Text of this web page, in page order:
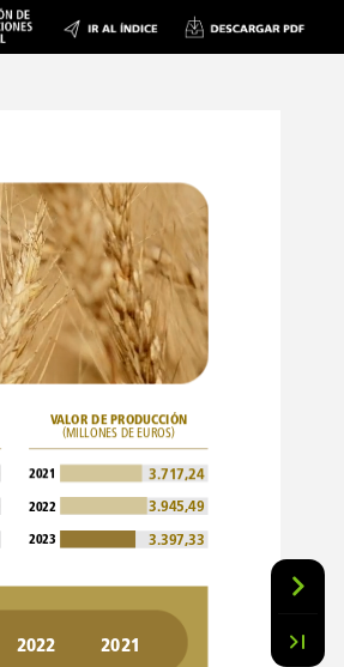
3.717,24
2021
2022 3.945,49
2023 3.397,33
VALOR DE PRODUCCIÓN
(MILLONES DE EUROS)
2022 2021